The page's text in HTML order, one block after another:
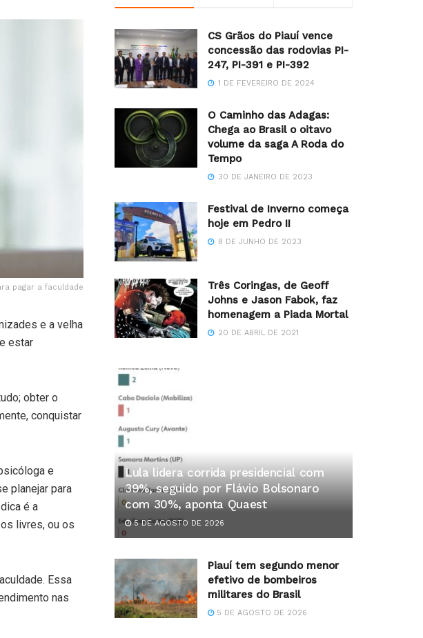
pagar a faculdade
e a velha
estar
obter o
conquistar
e
planejar para
é a
livres, ou os
Essa
nas
CS Grãos do Piauí vence
concessão das rodovias PI-
247, PI-391 e PI-392
1 DE FEVEREIRO DE 2024
O Caminho das Adagas:
Chega ao Brasil o oitavo
volume da saga A Roda do
Tempo
30 DE JANEIRO DE 2023
Festival de Inverno começa
hoje em Pedro II
8 DE JUNHO DE 2023
Três Coringas, de Geoff
Johns e Jason Fabok, faz
homenagem a Piada Mortal
20 DE ABRIL DE 2021
Lula lidera corrida presidencial com
39%, seguido por Flávio Bolsonaro
com 30%, aponta Quaest
5 DE AGOSTO DE 2026
Piauí tem segundo menor
efetivo de bombeiros
militares do Brasil
5 DE AGOSTO DE 2026